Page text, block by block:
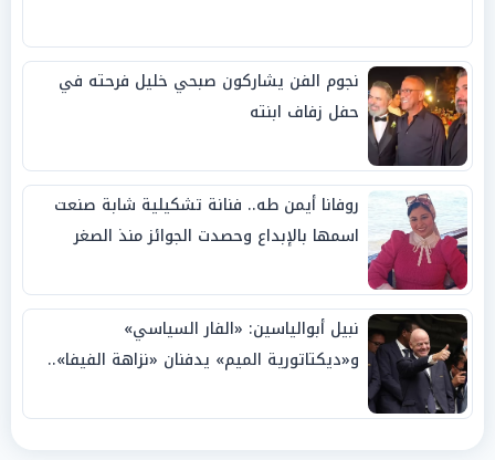
نجوم الفن يشاركون صبحي خليل فرحته في
حفل زفاف ابنته
روفانا أيمن طه.. فنانة تشكيلية شابة صنعت
اسمها بالإبداع وحصدت الجوائز منذ الصغر
نبيل أبوالياسين: «الفار السياسي»
و«ديكتاتورية الميم» يدفنان «نزاهة الفيفا»..